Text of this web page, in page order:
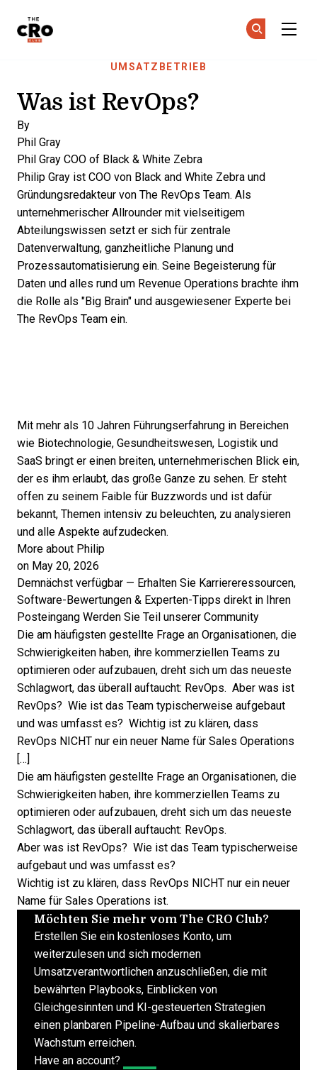
UMSATZBETRIEB
Was ist RevOps?
By
Phil Gray
Phil Gray COO of Black & White Zebra
Philip Gray ist COO von Black and White Zebra und
Gründungsredakteur von The RevOps Team. Als
unternehmerischer Allrounder mit vielseitigem
Abteilungswissen setzt er sich für zentrale
Datenverwaltung, ganzheitliche Planung und
Prozessautomatisierung ein. Seine Begeisterung für
Daten und alles rund um Revenue Operations brachte ihm
die Rolle als "Big Brain" und ausgewiesener Experte bei
The RevOps Team ein.
Mit mehr als 10 Jahren Führungserfahrung in Bereichen
wie Biotechnologie, Gesundheitswesen, Logistik und
SaaS bringt er einen breiten, unternehmerischen Blick ein,
der es ihm erlaubt, das große Ganze zu sehen. Er steht
offen zu seinem Faible für Buzzwords und ist dafür
bekannt, Themen intensiv zu beleuchten, zu analysieren
und alle Aspekte aufzudecken.
More about Philip
on May 20, 2026
Demnächst verfügbar — Erhalten Sie Karriereressourcen,
Software-Bewertungen & Experten-Tipps direkt in Ihren
Posteingang Werden Sie Teil unserer Community
Die am häufigsten gestellte Frage an Organisationen, die
Schwierigkeiten haben, ihre kommerziellen Teams zu
optimieren oder aufzubauen, dreht sich um das neueste
Schlagwort, das überall auftaucht: RevOps. Aber was ist
RevOps? Wie ist das Team typischerweise aufgebaut
und was umfasst es? Wichtig ist zu klären, dass
RevOps NICHT nur ein neuer Name für Sales Operations
[…]
Die am häufigsten gestellte Frage an Organisationen, die
Schwierigkeiten haben, ihre kommerziellen Teams zu
optimieren oder aufzubauen, dreht sich um das neueste
Schlagwort, das überall auftaucht: RevOps.
Aber was ist RevOps? Wie ist das Team typischerweise
aufgebaut und was umfasst es?
Wichtig ist zu klären, dass RevOps NICHT nur ein neuer
Name für Sales Operations ist.
Möchten Sie mehr vom The CRO Club?
Erstellen Sie ein kostenloses Konto, um
weiterzulesen und sich modernen
Umsatzverantwortlichen anzuschließen, die mit
bewährten Playbooks, Einblicken von
Gleichgesinnten und KI-gesteuerten Strategien
einen planbaren Pipeline-Aufbau und skalierbares
Wachstum erreichen.
Have an account?